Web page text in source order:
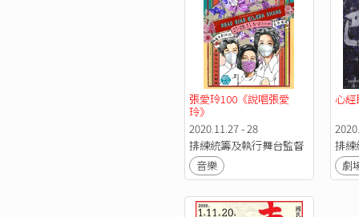
張愛玲100《說唱張愛
玲》
2020.11.27 - 28
排練統籌及執行舞台監督
音樂
心經
排練
劇